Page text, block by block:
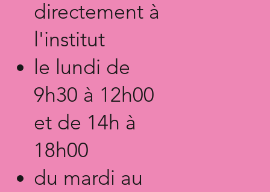
directement à
l'institut
le lundi de
9h30 à 12h00
et de 14h à
18h00
du mardi au